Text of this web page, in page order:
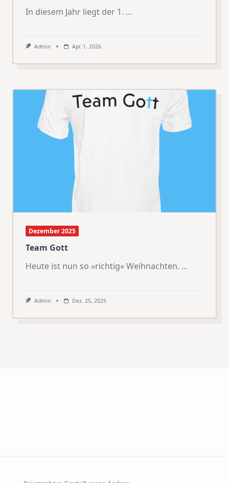
In diesem Jahr liegt der 1. ...
Admin Apr. 1, 2026
Dezember 2025
Team Gott
Heute ist nun so »richtig« Weihnachten. ...
Admin Dez. 25, 2025